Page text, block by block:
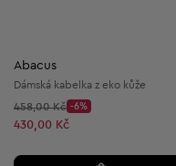
Abacus
Dámská kabelka z eko kůže
Původní cena:
458,00 Kč
Discount Price:
-6%
Snížená cena:
430,00 Kč